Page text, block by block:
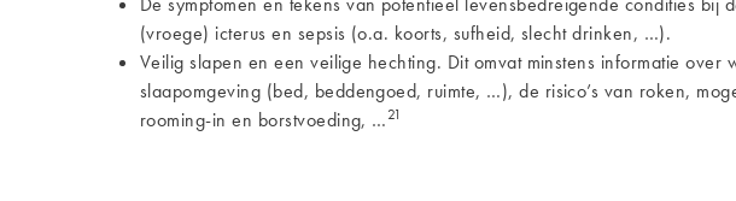
(vroege) icterus en sepsis (o.a. koorts, sufheid, slecht drinken, …).
Veilig slapen en een veilige hechting. Dit omvat minstens informatie
slaapomgeving (bed, beddengoed, ruimte, …), de risico’s van roken,
rooming-in en borstvoeding, …21